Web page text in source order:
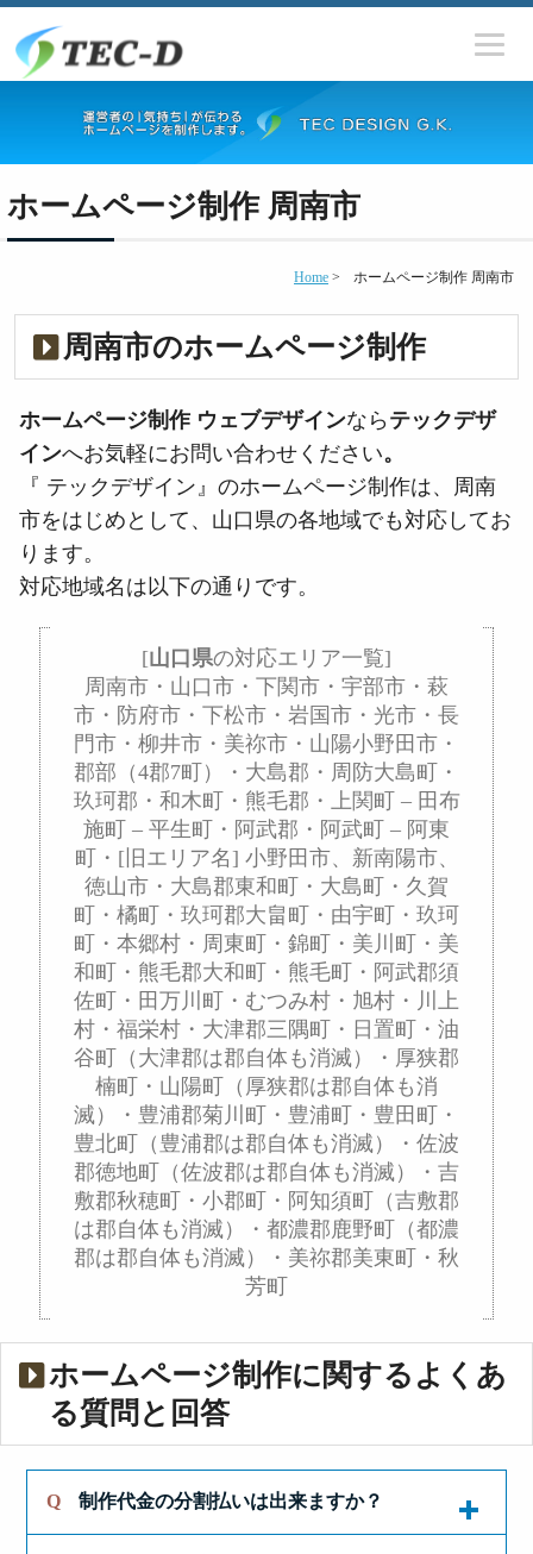
ホームページ制作 周南市
Home > ホームページ制作 周南市
周南市のホームページ制作
ホームページ制作 ウェブデザインなら テックデザ
インへお気軽にお問い合わせください。
『 テックデザイン』のホームページ制作は、周南
市をはじめとして、山口県の各地域でも対応してお
ります。
対応地域名は以下の通りです。
[山口県の対応エリア一覧]
周南市・山口市・下関市・宇部市・萩
市・防府市・下松市・岩国市・光市・長
門市・柳井市・美祢市・山陽小野田市・
郡部（4郡7町）・大島郡・周防大島町・
玖珂郡・和木町・熊毛郡・上関町 – 田布
施町 – 平生町・阿武郡・阿武町 – 阿東
町・[旧エリア名] 小野田市、新南陽市、
徳山市・大島郡東和町・大島町・久賀
町・橘町・玖珂郡大畠町・由宇町・玖珂
町・本郷村・周東町・錦町・美川町・美
和町・熊毛郡大和町・熊毛町・阿武郡須
佐町・田万川町・むつみ村・旭村・川上
村・福栄村・大津郡三隅町・日置町・油
谷町（大津郡は郡自体も消滅）・厚狭郡
楠町・山陽町（厚狭郡は郡自体も消
滅）・豊浦郡菊川町・豊浦町・豊田町・
豊北町（豊浦郡は郡自体も消滅）・佐波
郡徳地町（佐波郡は郡自体も消滅）・吉
敷郡秋穂町・小郡町・阿知須町（吉敷郡
は郡自体も消滅）・都濃郡鹿野町（都濃
郡は郡自体も消滅）・美祢郡美東町・秋
芳町
ホームページ制作に関するよくあ
る質問と回答
Q 制作代金の分割払いは出来ますか？